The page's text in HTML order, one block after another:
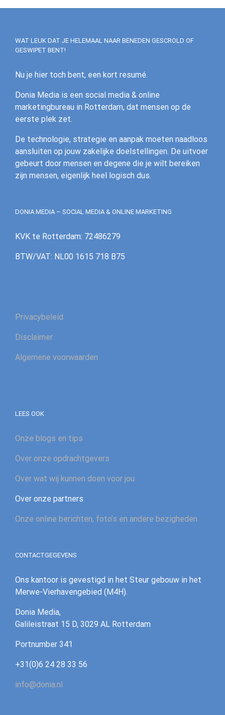
WAT LEUK DAT JE HELEMAAL NAAR BENEDEN GESCROLD OF
GESWIPET BENT!
Nu je hier toch bent, een kort resumé.
Donia Media is een social media & online
marketingbureau in Rotterdam, dat mensen op de
eerste plek zet.
De technologie, strategie en aanpak moeten naadloos
aansluiten op jouw zakelijke doelstellingen. De uitvoer
gebeurt door mensen en degene die je wilt bereiken
zijn mensen, eigenlijk heel logisch dus.
DONIA MEDIA – SOCIAL MEDIA & ONLINE MARKETING
KVK te Rotterdam: 72486279
BTW/VAT: NL00 1615 718 B75
Privacybeleid
Disclaimer
Algemene voorwaarden
LEES OOK
Onze blogs en tips
Over onze opdrachtgevers
Over wat wij kunnen doen voor jou
Over onze partners
Onze online berichten, foto’s en andere bezigheden
CONTACTGEGEVENS
Ons kantoor is gevestigd in het Steur gebouw in het
Merwe-Vierhavengebied (M4H).
Donia Media,
Galileistraat 15 D, 3029 AL Rotterdam
‪Portnumber 341‪
+31(0)6 24 28 33 56
info@donia.nl